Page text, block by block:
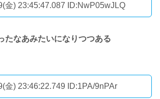
金) 23:45:47.087 ID:NwP05wJLQ
たなあみたいになりつつある
金) 23:46:22.749 ID:1PA/9nPAr